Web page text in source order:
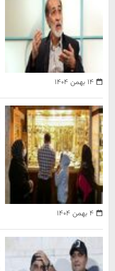
۱۴ بهمن ۱۴۰۴
۴ بهمن ۱۴۰۴